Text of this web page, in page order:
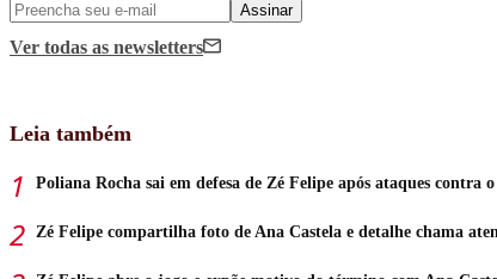
Assinar
Ver todas as newsletters
Leia também
Poliana Rocha sai em defesa de Zé Felipe após ataques contra
Zé Felipe compartilha foto de Ana Castela e detalhe chama